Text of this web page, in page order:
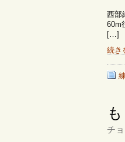
西部
60m
[…]
続き
チ